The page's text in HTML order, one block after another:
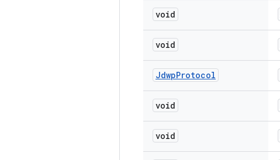
void
void
JdwpProtocol
void
void